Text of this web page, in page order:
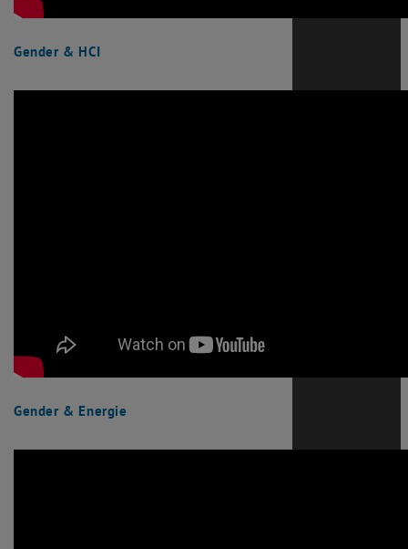
Gender & HCI
Gender & Energie